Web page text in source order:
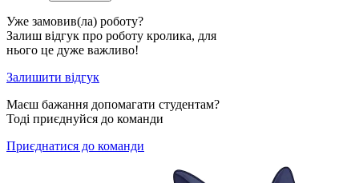
Уже замовив(ла) роботу?
Залиш відгук про роботу кролика, для
нього це дуже важливо!
Залишити відгук
Маєш бажання допомагати студентам?
Тоді приєднуйся до команди
Приєднатися до команди